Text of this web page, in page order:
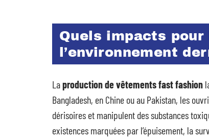
Quels impacts
l’environnement
Laproduction de vêtements fast fashion
Bangladesh, en Chine ou au Pakistan, les
dérisoires et manipulent des substances
existences marquées par l’épuisement, la